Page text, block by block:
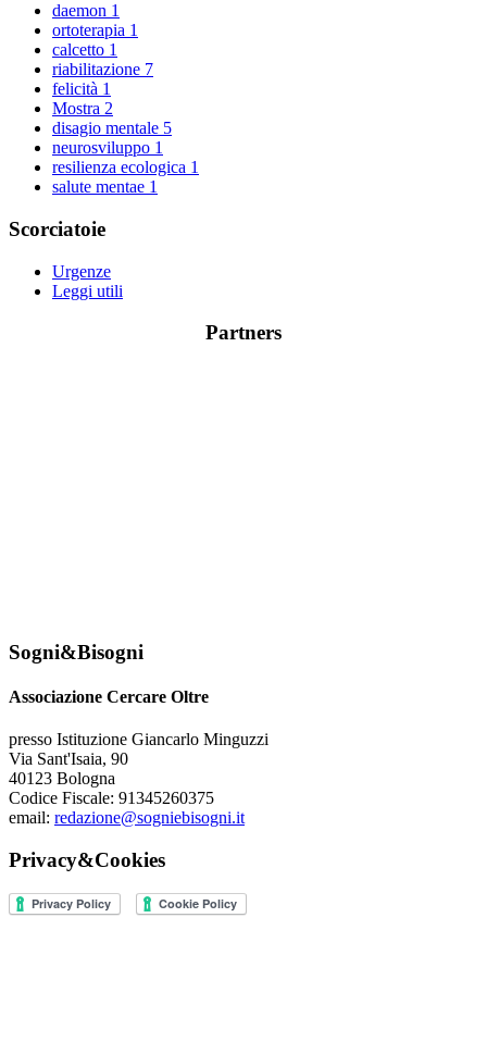
daemon 1
ortoterapia 1
calcetto 1
riabilitazione 7
felicità 1
Mostra 2
disagio mentale 5
neurosviluppo 1
resilienza ecologica 1
salute mentae 1
Scorciatoie
Urgenze
Leggi utili
Partners
Sogni&Bisogni
Associazione Cercare Oltre
presso Istituzione Giancarlo Minguzzi
Via Sant'Isaia, 90
40123 Bologna
Codice Fiscale: 91345260375
email: redazione@sogniebisogni.it
Privacy&Cookies